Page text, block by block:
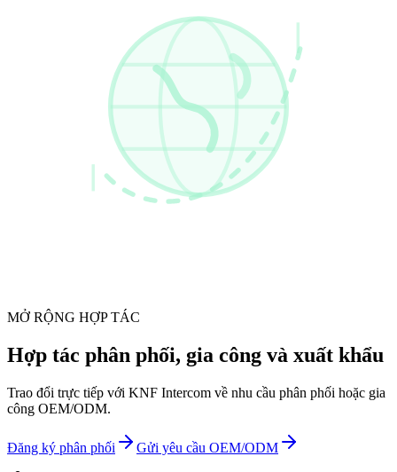
MỞ RỘNG HỢP TÁC
Hợp tác phân phối, gia công và xuất khẩu
Trao đổi trực tiếp với KNF Intercom về nhu cầu phân phối hoặc gia
công OEM/ODM.
Đăng ký phân phối Gửi yêu cầu OEM/ODM